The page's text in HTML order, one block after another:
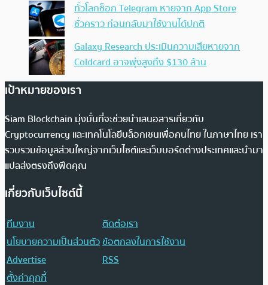
ทั่วโลกช็อก Telegram หายจาก App Store
ชั่วคราว ก่อนกลับมาใช้งานได้ปกติ
Galaxy Research ประเมินความเสียหายจาก
Coldcard อาจพุ่งสูงถึง $130 ล้าน
เป้าหมายของเรา
Siam Blockchain มุ่งมั่นที่จะช่วยนำเสนอสารเกี่ยวกับ
Cryptocurrency และเทคโนโลยีบล็อกเชนเพื่อคนไทย ในภาษาไทย เรา
รวบรวมข้อมูลส่วนใหญ่จากเว็บไซต์และเว็บบอร์ดต่างประเทศและนำมา
แปลส่งตรงถึงฟีดคุณ
เกี่ยวกับเว็บไซต์นี้
ทีมงาน
ติดต่อเรา
นโยบายความเป็นส่วนตัวข้อตกลงในการใช้งาน
Advertise
RSS
ตั้งค่าคุกกี้